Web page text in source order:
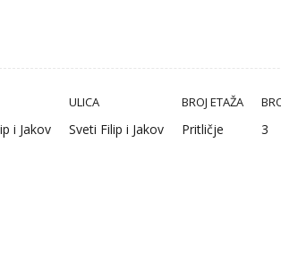
i Jakov
ULICA
Sveti Filip i Jakov
BROJ ETAŽA
Pritličje 3